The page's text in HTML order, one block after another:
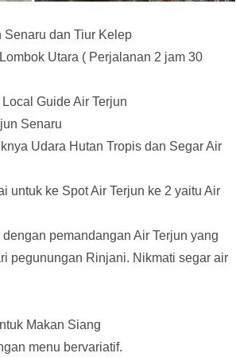
Senaru dan Tiur Kelep
Utara ( Perjalanan 2 jam 30
Guide Air Terjun
Senaru
Udara Hutan Tropis dan Segar Air
untuk ke Spot Air Terjun ke 2 yaitu Air
pemandangan Air Terjun yang
pegunungan Rinjani. Nikmati segar air
Makan Siang
menu bervariatif.